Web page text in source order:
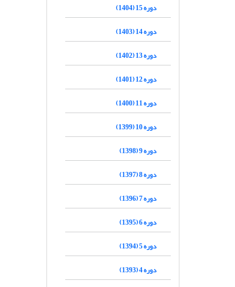
دوره 15 (1404)
دوره 14 (1403)
دوره 13 (1402)
دوره 12 (1401)
دوره 11 (1400)
دوره 10 (1399)
دوره 9 (1398)
دوره 8 (1397)
دوره 7 (1396)
دوره 6 (1395)
دوره 5 (1394)
دوره 4 (1393)